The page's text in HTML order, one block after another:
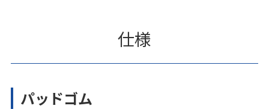
仕様
パッドゴム